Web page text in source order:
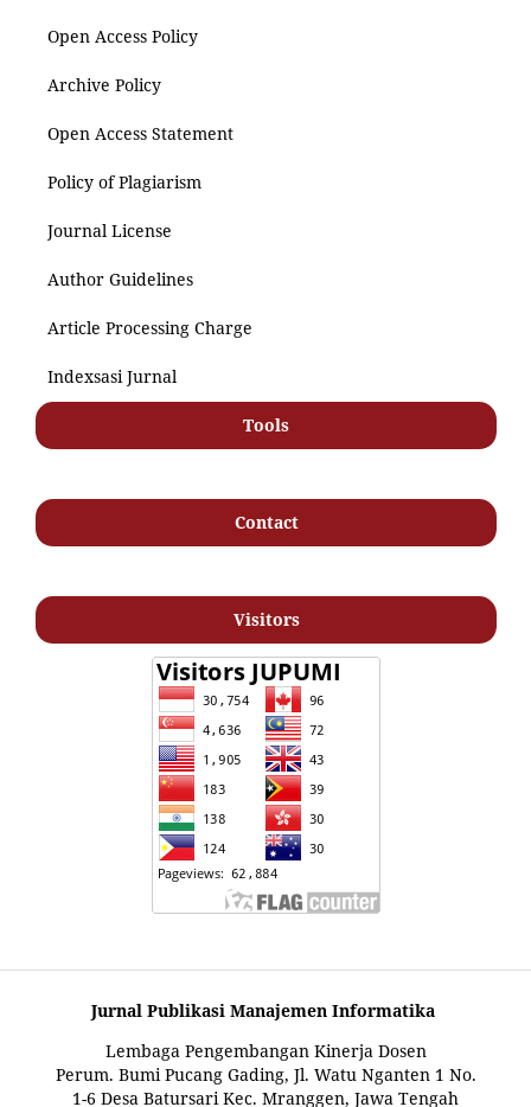
Open Access Policy
Archive Policy
Open Access Statement
Policy of Plagiarism
Journal License
Author Guidelines
Article Processing Charge
Indexsasi Jurnal
Tools
Contact
Visitors
Jurnal Publikasi Manajemen Informatika
Lembaga Pengembangan Kinerja Dosen
Perum. Bumi Pucang Gading, Jl. Watu Nganten 1 No.
1-6 Desa Batursari Kec. Mranggen, Jawa Tengah